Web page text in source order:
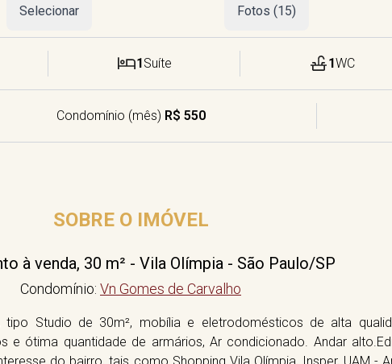
Selecionar Fotos (15)
1Suíte 1WC
Condomínio (mês) R$ 550
SOBRE O IMÓVEL
à venda, 30 m² - Vila Olímpia - São Paulo/SP
Condomínio: Vn Gomes de Carvalho
tipo Studio de 30m², mobília e eletrodomésticos de alta
e ótima quantidade de armários, Ar condicionado. Andar